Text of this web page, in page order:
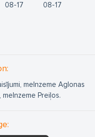
08 17 08 17
melnzeme Aglonas
Preiļos.